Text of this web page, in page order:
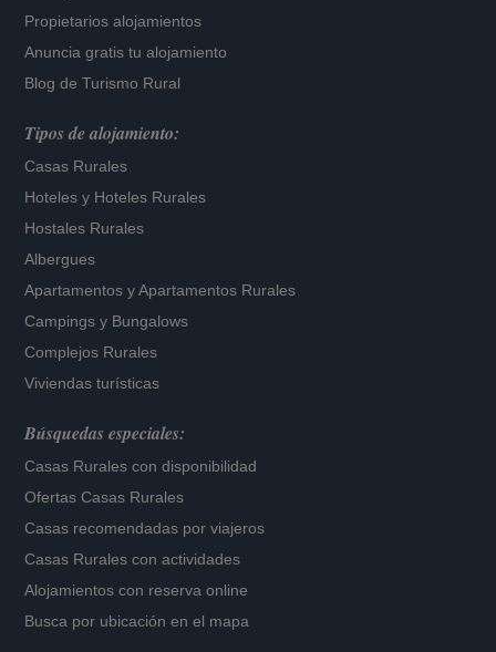
Propietarios alojamientos
Anuncia gratis tu alojamiento
Blog de Turismo Rural
Tipos de alojamiento:
Casas Rurales
Hoteles y Hoteles Rurales
Hostales Rurales
Albergues
Apartamentos yApartamentos Rurales
Campings y Bungalows
Complejos Rurales
Viviendas turísticas
Búsquedas especiales:
Casas Rurales con disponibilidad
Ofertas Casas Rurales
Casas recomendadas por viajeros
Casas Rurales con actividades
Alojamientos con reserva online
Busca por ubicación en el mapa